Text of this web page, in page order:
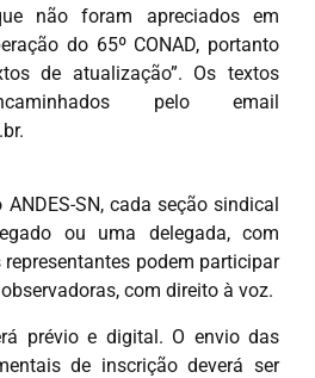
não foram apreciados em
do 65º CONAD, portanto
de atualização”. Os textos
pelo email
.
SN, cada seção sindical
ou uma delegada, com
podem participar
com direito à voz.
prévio e digital. O envio das
de inscrição deverá ser